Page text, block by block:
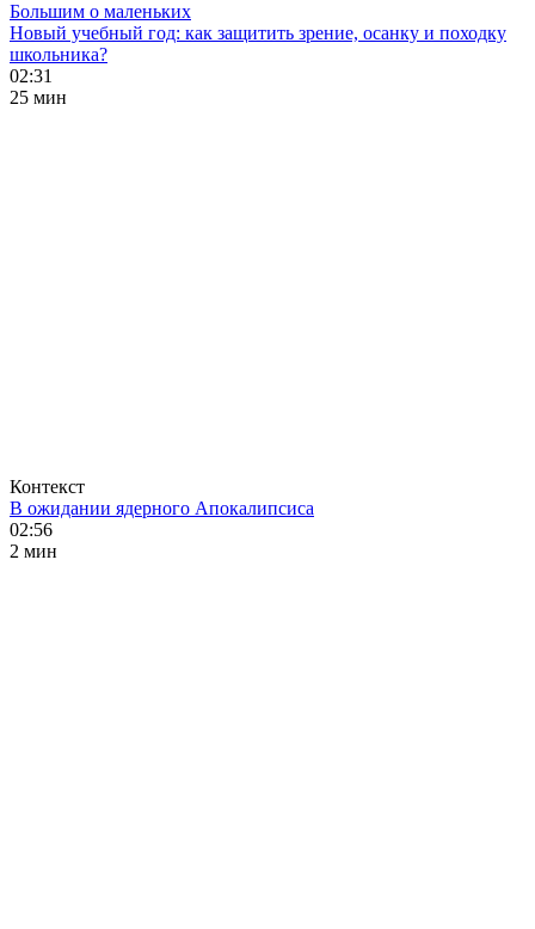
Большим о маленьких
Новый учебный год: как защитить зрение, осанку и походку
школьника?
02:31
25 мин
Контекст
В ожидании ядерного Апокалипсиса
02:56
2 мин